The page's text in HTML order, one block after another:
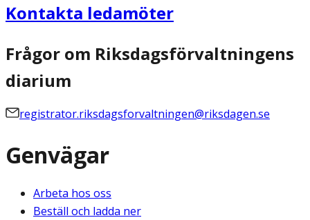
Kontakta ledamöter
Frågor om Riksdagsförvaltningens
diarium
registrator.riksdagsforvaltningen@riksdagen.se
Genvägar
Arbeta hos oss
Beställ och ladda ner